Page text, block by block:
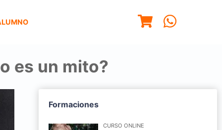
es un mito?
Formaciones
CURSO ONLINE